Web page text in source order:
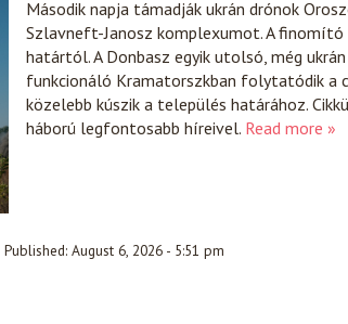
Második napja támadják ukrán drónok
Szlavneft-Janosz komplexumot. A
határtól. A Donbasz egyik utolsó, még
funkcionáló Kramatorszkban folytatódik a
közelebb kúszik a település határához.
háború legfontosabb híreivel. Read more »
Published: August 6, 2026 - 5:51 pm